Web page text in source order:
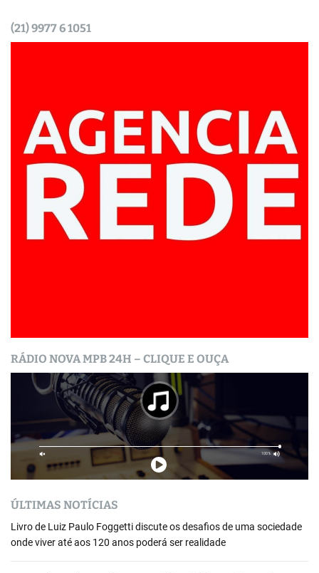
(21) 9977 6 1051
RÁDIO NOVA MPB 24H – CLIQUE E OUÇA
ÚLTIMAS NOTÍCIAS
Livro de Luiz Paulo Foggetti discute os desafios de uma sociedade
onde viver até aos 120 anos poderá ser realidade